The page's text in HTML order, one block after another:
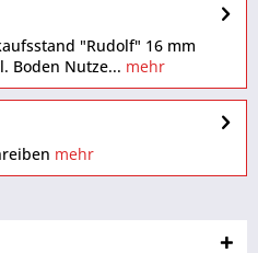
"Rudolf" 16 mm
Boden Nutze... mehr
mehr